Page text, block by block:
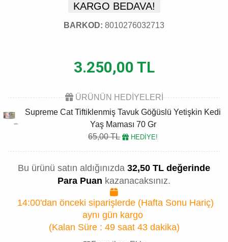
KARGO BEDAVA!
BARKOD: 8010276032713
3.250,00 TL
ÜRÜNÜN HEDİYELERİ
Supreme Cat Tiftiklenmiş Tavuk Göğüslü Yetişkin Kedi
Yaş Maması 70 Gr
65,00 TL
HEDİYE!
Bu ürünü satın aldığınızda 32,50 TL değerinde
Para Puan kazanacaksınız.
14:00'dan önceki siparişlerde (Hafta Sonu Hariç)
aynı gün kargo
(Kalan Süre : 49 saat 43 dakika)